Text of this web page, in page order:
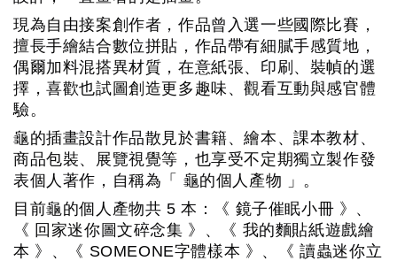
現為自由接案創作者，作品曾入選一些國際比賽，
擅長手繪結合數位拼貼，作品帶有細膩手感質地，
偶爾加料混搭異材質，在意紙張、印刷、裝幀的選
擇，喜歡也試圖創造更多趣味、觀看互動與感官體
驗。
龜的插畫設計作品散見於書籍、繪本、課本教材、
商品包裝、展覽視覺等，也享受不定期獨立製作發
表個人著作，自稱為「 龜的個人產物 」。
目前龜的個人產物共 5 本：《 鏡子催眠小冊 》、
《 回家迷你圖文碎念集 》、《 我的麵貼紙遊戲繪
本 》、《 SOMEONE字體樣本 》、《 讀蟲迷你立